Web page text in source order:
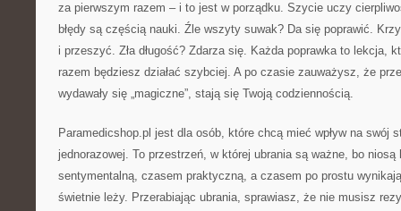
za pierwszym razem – i to jest w porządku. Szycie uczy
błędy są częścią nauki. Źle wszyty suwak? Da się poprawić.
i przeszyć. Zła długość? Zdarza się. Każda poprawka to lekcja,
razem będziesz działać szybciej. A po czasie zauważysz, że
wydawały się „magiczne”, stają się Twoją codziennością.
Paramedicshop.pl jest dla osób, które chcą mieć wpływ na swój
jednorazowej. To przestrzeń, w której ubrania są ważne, bo
sentymentalną, czasem praktyczną, a czasem po prostu
świetnie leży. Przerabiając ubrania, sprawiasz, że nie musisz